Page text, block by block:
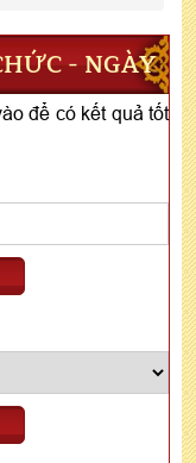
- NGÀY
để có kết quả tốt